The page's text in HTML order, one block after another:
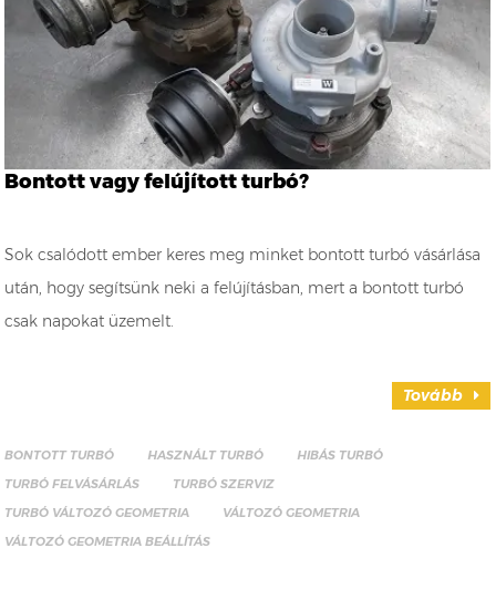
Bontott vagy felújított turbó?
Sok csalódott ember keres meg minket bontott turbó vásárlása
után, hogy segítsünk neki a felújításban, mert a bontott turbó
csak napokat üzemelt.
Tovább
BONTOTT TURBÓ HASZNÁLT TURBÓ
HIBÁS TURBÓ
TURBÓ FELVÁSÁRLÁS
TURBÓ SZERVIZ
TURBÓ VÁLTOZÓ GEOMETRIA
VÁLTOZÓ GEOMETRIA
VÁLTOZÓ GEOMETRIA BEÁLLÍTÁS